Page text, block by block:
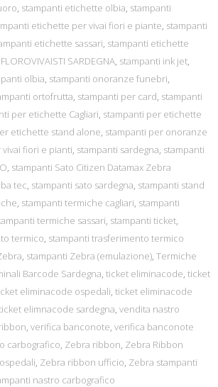
, stampanti etichette olbia, stampanti
etichette per vivai fiori e piante, stampanti
etichette sassari, stampanti etichette
SARDEGNA, stampanti ink jet,
olbia, stampanti onoranze funebri,
ortofrutta, stampanti per card, stampanti
per etichette Cagliari, stampanti per etichette
etichette stand alone, stampanti per onoranze
fiori e pianti, stampanti sardegna, stampanti
, stampanti Sato Citizen Datamax Zebra
tec, stampanti sato sardegna, stampanti stand
, stampanti termiche cagliari, stampanti
termiche sassari, stampanti ticket,
termico, stampanti trasferimento termico
, stampanti Zebra (emulazione), Termiche
Barcode Sardegna, ticket eliminacode, ticket
eliminacode ospedali, ticket eliminacode
elimnacode sardegna, vendita nastro
, verifica banconote, verifica banconote
carbografico, Zebra ribbon, Zebra Ribbon
, Zebra ribbon ufficio, Zebra stampanti
nastro carbografico